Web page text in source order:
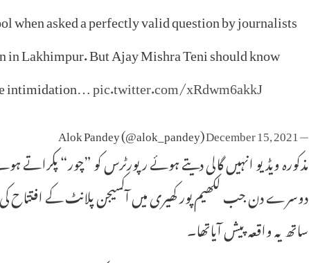
when asked a perfectly valid question by journalists
in Lakhimpur. But Ajay Mishra Teni should know
intimidation…pic.twitter.com/xRdwm6akkJ
— Alok Pandey (@alok_pandey)
December 15, 2021
مذکورہ ویڈیو انہیں گالی دیتے ہوئے رپورٹرس کو ”چور“
دوسرے دن جب لکھیم پور کھیری میں آکسیجن پلانٹ کے
ساتھ یہ واقعہ پیش آیاتھا۔